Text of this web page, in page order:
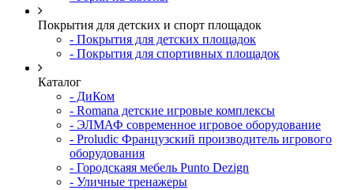
Покрытия для детских и спорт площадок
- Покрытия для детских площадок
- Покрытия для спортивных площадок
Каталог
- ДиКом
- Romana детские игровые комплексы
- ЭЛМАФ современное игровое оборудование
- Proludic Французский производитель игрового
оборудования
- Городскаяя мебель Punto Dezign
- Уличные тренажеры